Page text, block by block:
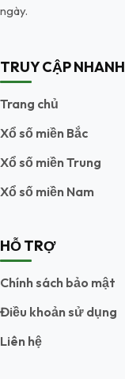
ngày.
TRUY CẬP NHANH
Trang chủ
Xổ số miền Bắc
Xổ số miền Trung
Xổ số miền Nam
HỖ TRỢ
Chính sách bảo mật
Điều khoản sử dụng
Liên hệ